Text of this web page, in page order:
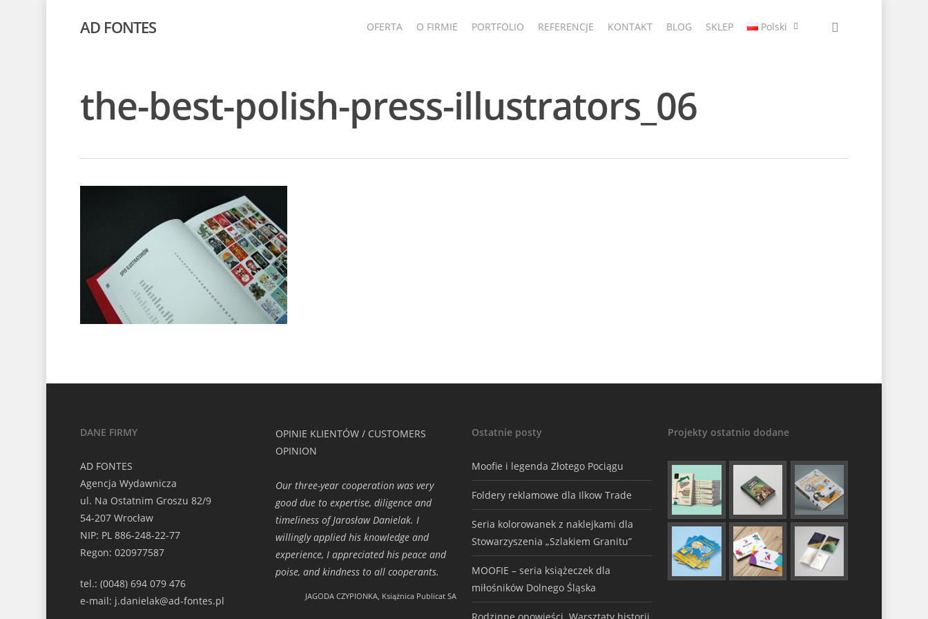
AD FONTES OFERTA O FIRMIE PORTFOLIO REFERENCJE KONTAKT BLOG SKLEP Polski
the-best-polish-press-illustrators_06
DANE FIRMY
AD FONTES
Agencja Wydawnicza
ul. Na Ostatnim Groszu 82/9
54-207 Wrocław
NIP: PL 886-248-22-77
Regon: 020977587
tel.: (0048) 694 079 476
e-mail: j.danielak@ad-fontes.pl
OPINIE KLIENTÓW / CUSTOMERS
OPINION
Our three-year cooperation was very
good due to expertise, diligence and
timeliness of Jarosław Danielak. I
willingly applied his knowledge and
experience, I appreciated his peace and
poise, and kindness to all cooperants.
JAGODA CZYPIONKA, Książnica Publicat SA
Ostatnie posty
Moofie i legenda Złotego Pociągu
Foldery reklamowe dla Ilkow Trade
Seria kolorowanek z naklejkami dla
Stowarzyszenia „Szlakiem Granitu”
MOOFIE – seria książeczek dla
miłośników Dolnego Śląska
Projekty ostatnio dodane